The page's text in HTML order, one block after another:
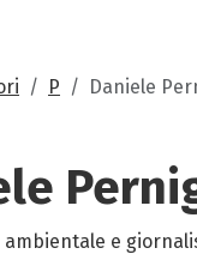
P Daniele
ambientale e